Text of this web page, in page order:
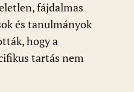
fájdalmas
és tanulmányok
hogy a
tartás nem